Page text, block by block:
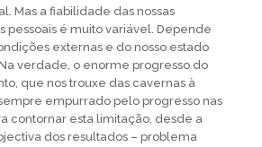
Mas a fiabilidade das nossas
pessoais é muito variável. Depende
externas e do nosso estado
verdade, o enorme progresso do
que nos trouxe das cavernas à
empurrado pelo progresso nas
contornar esta limitação, desde a
dos resultados – problema